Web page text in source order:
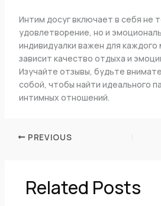
Интим досуг включает в себя не
удовлетворение, но и
индивидуалки важен для каждого
зависит качество отдыха и
Изучайте отзывы, будьте
собой, чтобы найти идеального
интимных отношений.
PREVIOUS
Related Posts